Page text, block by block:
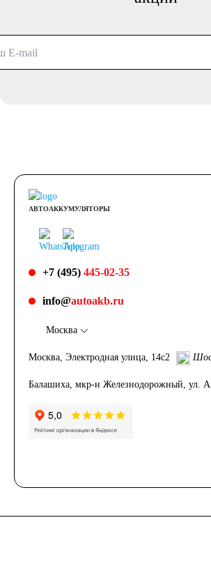
АВТОАККУМУЛЯТОРЫ
+7 (495) 445-02-35
info@autoakb.ru
Москва
Москва, Электродная улица, 14с2
Балашиха, мкр-н Железнодорожный, ул.